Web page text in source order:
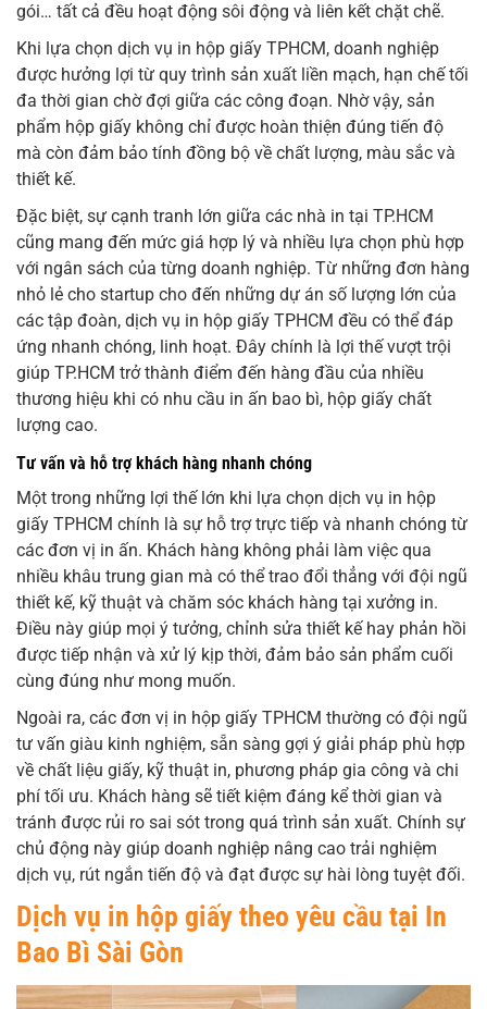
gói… tất cả đều hoạt động sôi động và liên kết chặt chẽ.
Khi lựa chọn dịch vụ in hộp giấy TPHCM, doanh nghiệp
được hưởng lợi từ quy trình sản xuất liền mạch, hạn chế tối
đa thời gian chờ đợi giữa các công đoạn. Nhờ vậy, sản
phẩm hộp giấy không chỉ được hoàn thiện đúng tiến độ
mà còn đảm bảo tính đồng bộ về chất lượng, màu sắc và
thiết kế.
Đặc biệt, sự cạnh tranh lớn giữa các nhà in tại TP.HCM
cũng mang đến mức giá hợp lý và nhiều lựa chọn phù hợp
với ngân sách của từng doanh nghiệp. Từ những đơn hàng
nhỏ lẻ cho startup cho đến những dự án số lượng lớn của
các tập đoàn, dịch vụ in hộp giấy TPHCM đều có thể đáp
ứng nhanh chóng, linh hoạt. Đây chính là lợi thế vượt trội
giúp TP.HCM trở thành điểm đến hàng đầu của nhiều
thương hiệu khi có nhu cầu in ấn bao bì, hộp giấy chất
lượng cao.
Tư vấn và hỗ trợ khách hàng nhanh chóng
Một trong những lợi thế lớn khi lựa chọn dịch vụ in hộp
giấy TPHCM chính là sự hỗ trợ trực tiếp và nhanh chóng từ
các đơn vị in ấn. Khách hàng không phải làm việc qua
nhiều khâu trung gian mà có thể trao đổi thẳng với đội ngũ
thiết kế, kỹ thuật và chăm sóc khách hàng tại xưởng in.
Điều này giúp mọi ý tưởng, chỉnh sửa thiết kế hay phản hồi
được tiếp nhận và xử lý kịp thời, đảm bảo sản phẩm cuối
cùng đúng như mong muốn.
Ngoài ra, các đơn vị in hộp giấy TPHCM thường có đội ngũ
tư vấn giàu kinh nghiệm, sẵn sàng gợi ý giải pháp phù hợp
về chất liệu giấy, kỹ thuật in, phương pháp gia công và chi
phí tối ưu. Khách hàng sẽ tiết kiệm đáng kể thời gian và
tránh được rủi ro sai sót trong quá trình sản xuất. Chính sự
chủ động này giúp doanh nghiệp nâng cao trải nghiệm
dịch vụ, rút ngắn tiến độ và đạt được sự hài lòng tuyệt đối.
Dịch vụ in hộp giấy theo yêu cầu tại In
Bao Bì Sài Gòn